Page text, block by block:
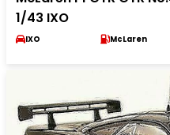
1/43 IXO
IXO McLaren